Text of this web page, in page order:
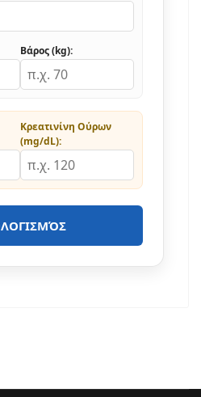
Βάρος (kg):
Κρεατινίνη Ούρων
(mg/dL):